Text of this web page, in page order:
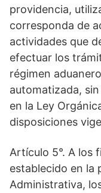
providencia,
corresponda de
actividades que
efectuar los
régimen
automatizada,
en la Ley
disposiciones
Artículo 5°. A los
establecido en la
Administrativa,